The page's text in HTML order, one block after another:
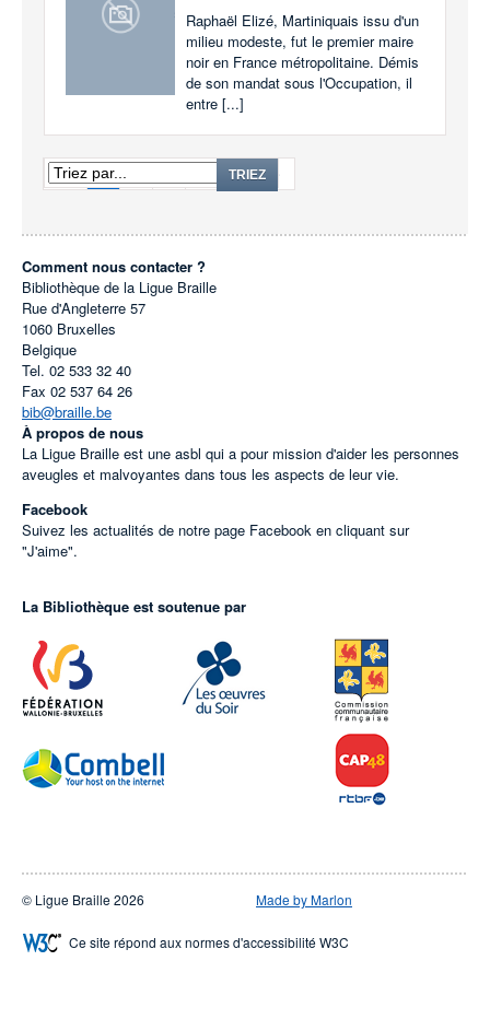
Raphaël Elizé, Martiniquais issu d'un
milieu modeste, fut le premier maire
noir en France métropolitaine. Démis
de son mandat sous l'Occupation, il
entre [...]
1 185
TRIEZ
Comment nous contacter ?
Bibliothèque de la Ligue Braille
Rue d'Angleterre 57
1060 Bruxelles
Belgique
Tel. 02 533 32 40
Fax 02 537 64 26
bib@braille.be
À propos de nous
La Ligue Braille est une asbl qui a pour mission d'aider les personnes
aveugles et malvoyantes dans tous les aspects de leur vie.
Facebook
Suivez les actualités de notre page Facebook en cliquant sur
"J'aime".
La Bibliothèque est soutenue par
© Ligue Braille 2026 Made by Marlon
Ce site répond aux normes d'accessibilité W3C